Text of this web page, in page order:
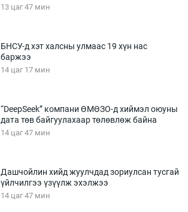
13 цаг 47 мин
БНСУ-д хэт халсны улмаас 19 хүн нас
баржээ
14 цаг 17 мин
“DeepSeek” компани ӨМӨЗО-д хиймэл оюуны
дата төв байгуулахаар төлөвлөж байна
14 цаг 47 мин
Дашчойлин хийд жуулчдад зориулсан тусгай
үйлчилгээ үзүүлж эхэлжээ
14 цаг 47 мин